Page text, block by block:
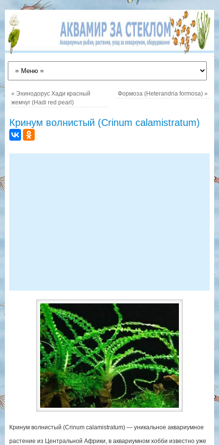
« Эхинодорус Хади красный
жемчуг (Hadi red pearl)
Формоза (Heterandria formosa)»
Кринум волнистый (Crinum calamistratum)
Кринум волнистый (Crinum calamistratum) — уникальное аквариумное
растение из Центральной Африки, в аквариумном хобби известно уже